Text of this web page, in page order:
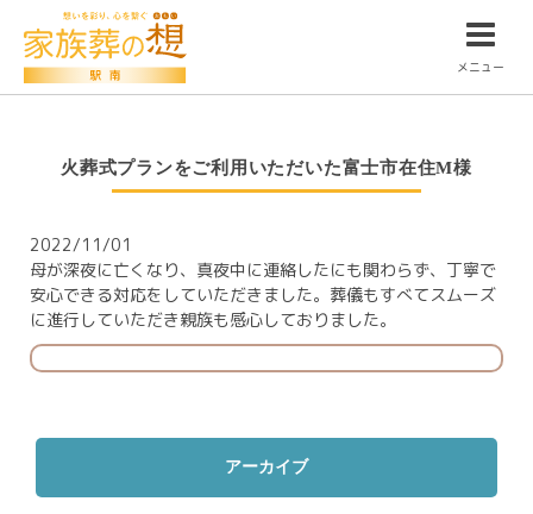
メニュー
火葬式プランをご利用いただいた富士市在住M様
2022/11/01
母が深夜に亡くなり、真夜中に連絡したにも関わらず、丁寧で
安心できる対応をしていただきました。葬儀もすべてスムーズ
に進行していただき親族も感心しておりました。
アーカイブ